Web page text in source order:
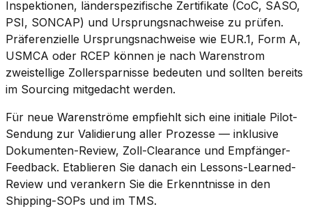
Inspektionen, länderspezifische Zertifikate (CoC, SASO,
PSI, SONCAP) und Ursprungsnachweise zu prüfen.
Präferenzielle Ursprungsnachweise wie EUR.1, Form A,
USMCA oder RCEP können je nach Warenstrom
zweistellige Zollersparnisse bedeuten und sollten bereits
im Sourcing mitgedacht werden.
Für neue Warenströme empfiehlt sich eine initiale Pilot-
Sendung zur Validierung aller Prozesse — inklusive
Dokumenten-Review, Zoll-Clearance und Empfänger-
Feedback. Etablieren Sie danach ein Lessons-Learned-
Review und verankern Sie die Erkenntnisse in den
Shipping-SOPs und im TMS.